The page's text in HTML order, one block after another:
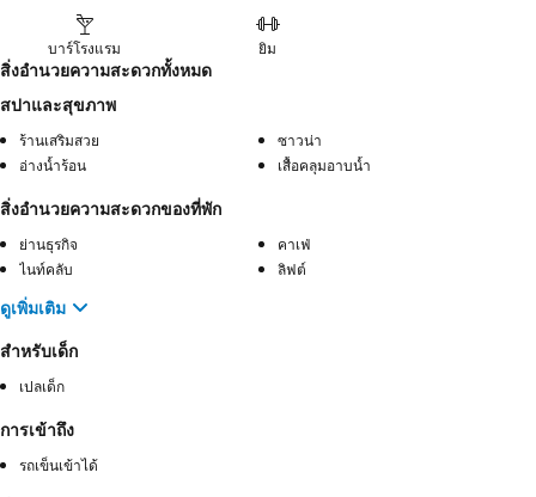
บาร์โรงแรม ยิม
สิ่งอำนวยความสะดวกทั้งหมด
สปาและสุขภาพ
ร้านเสริมสวย
ซาวน่า
อ่างน้ำร้อน
เสื้อคลุมอาบน้ำ
สิ่งอำนวยความสะดวกของที่พัก
ย่านธุรกิจ
คาเฟ่
ไนท์คลับ
ลิฟต์
ดูเพิ่มเติม
สำหรับเด็ก
เปลเด็ก
การเข้าถึง
รถเข็นเข้าได้